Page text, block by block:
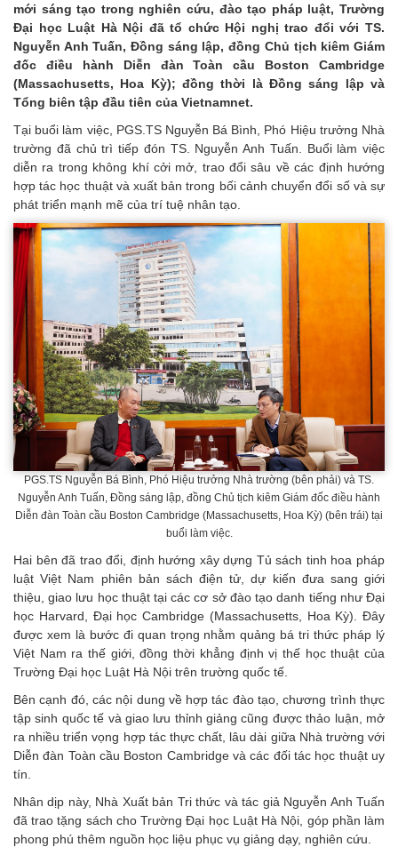
mới sáng tạo trong nghiên cứu, đào tạo pháp luật, Trường
Đại học Luật Hà Nội đã tổ chức Hội nghị trao đổi với TS.
Nguyễn Anh Tuấn, Đồng sáng lập, đồng Chủ tịch kiêm Giám
đốc điều hành Diễn đàn Toàn cầu Boston Cambridge
(Massachusetts, Hoa Kỳ); đồng thời là Đồng sáng lập và
Tổng biên tập đầu tiên của Vietnamnet.
Tại buổi làm việc, PGS.TS Nguyễn Bá Bình, Phó Hiệu trưởng Nhà
trường đã chủ trì tiếp đón TS. Nguyễn Anh Tuấn. Buổi làm việc
diễn ra trong không khí cởi mở, trao đổi sâu về các định hướng
hợp tác học thuật và xuất bản trong bối cảnh chuyển đổi số và sự
phát triển mạnh mẽ của trí tuệ nhân tạo.
PGS.TS Nguyễn Bá Bình, Phó Hiệu trưởng Nhà trường (bên phải) và TS.
Nguyễn Anh Tuấn, Đồng sáng lập, đồng Chủ tịch kiêm Giám đốc điều hành
Diễn đàn Toàn cầu Boston Cambridge (Massachusetts, Hoa Kỳ) (bên trái) tại
buổi làm việc.
Hai bên đã trao đổi, định hướng xây dựng Tủ sách tinh hoa pháp
luật Việt Nam phiên bản sách điện tử, dự kiến đưa sang giới
thiệu, giao lưu học thuật tại các cơ sở đào tạo danh tiếng như Đại
học Harvard, Đại học Cambridge (Massachusetts, Hoa Kỳ). Đây
được xem là bước đi quan trọng nhằm quảng bá tri thức pháp lý
Việt Nam ra thế giới, đồng thời khẳng định vị thế học thuật của
Trường Đại học Luật Hà Nội trên trường quốc tế.
Bên cạnh đó, các nội dung về hợp tác đào tạo, chương trình thực
tập sinh quốc tế và giao lưu thỉnh giảng cũng được thảo luận, mở
ra nhiều triển vọng hợp tác thực chất, lâu dài giữa Nhà trường với
Diễn đàn Toàn cầu Boston Cambridge và các đối tác học thuật uy
tín.
Nhân dịp này, Nhà Xuất bản Tri thức và tác giả Nguyễn Anh Tuấn
đã trao tặng sách cho Trường Đại học Luật Hà Nội, góp phần làm
phong phú thêm nguồn học liệu phục vụ giảng dạy, nghiên cứu.